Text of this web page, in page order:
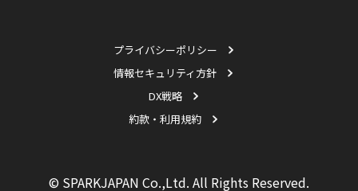
プライバシーポリシー
情報セキュリティ方針
DX戦略
約款・利用規約
© SPARKJAPAN Co.,Ltd. All Rights Reserved.